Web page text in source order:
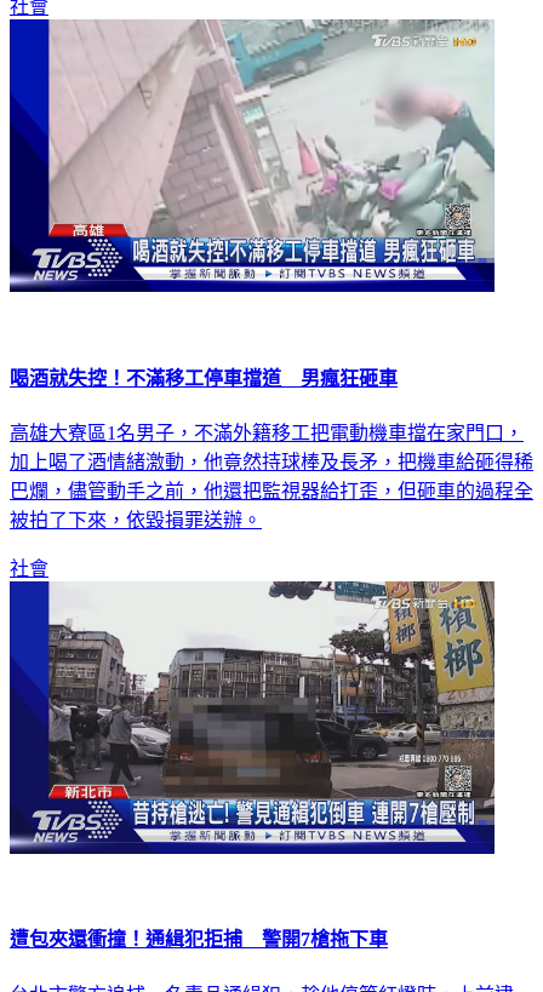
社會
喝酒就失控！不滿移工停車擋道 男瘋狂砸車
高雄大寮區1名男子，不滿外籍移工把電動機車擋在家門口，
加上喝了酒情緒激動，他竟然持球棒及長矛，把機車給砸得稀
巴爛，儘管動手之前，他還把監視器給打歪，但砸車的過程全
被拍了下來，依毀損罪送辦。
社會
遭包夾還衝撞！通緝犯拒捕 警開7槍拖下車